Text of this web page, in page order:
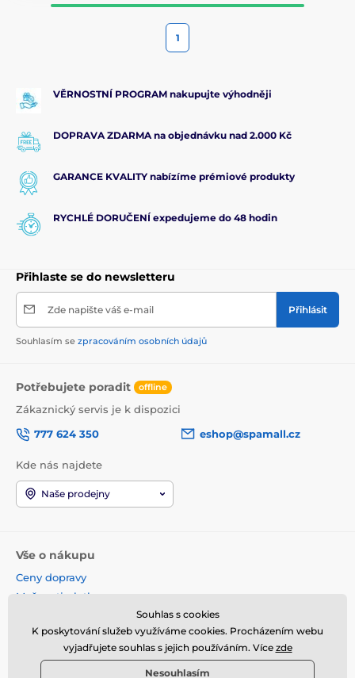
1
VĚRNOSTNÍ PROGRAM nakupujte výhodněji
DOPRAVA ZDARMA na objednávku nad 2.000 Kč
GARANCE KVALITY nabízíme prémiové produkty
RYCHLÉ DORUČENÍ expedujeme do 48 hodin
Přihlaste se do newsletteru
Zde napište váš e-mail Přihlásit
Souhlasím se zpracováním osobních údajů
Potřebujete poradit offline
Zákaznický servis je k dispozici
777 624 350
eshop@spamall.cz
Kde nás najdete
Naše prodejny
Vše o nákupu
Ceny dopravy
Možnosti platby
Reklamace a vrácení
Věrnostní program
Souhlas s cookies
K poskytování služeb využíváme cookies. Procházením webu
vyjadřujete souhlas s jejich používáním. Více zde
Nesouhlasím